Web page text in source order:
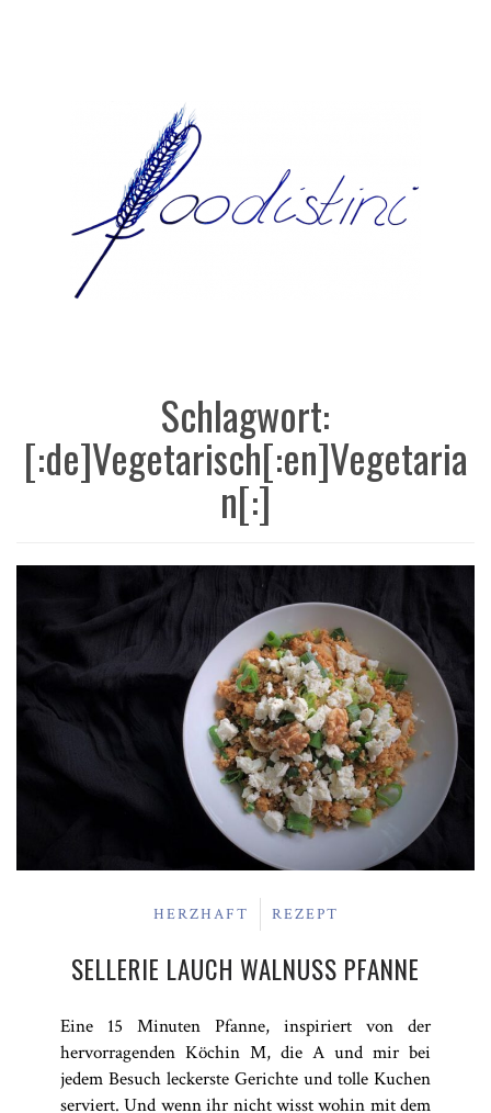
Schlagwort:
[:de]Vegetarisch[:en]Vegetaria
n[:]
HERZHAFT REZEPT
SELLERIE LAUCH WALNUSS PFANNE
Eine 15 Minuten Pfanne, inspiriert von der
hervorragenden Köchin M, die A und mir bei
jedem Besuch leckerste Gerichte und tolle Kuchen
serviert. Und wenn ihr nicht wisst wohin mit dem